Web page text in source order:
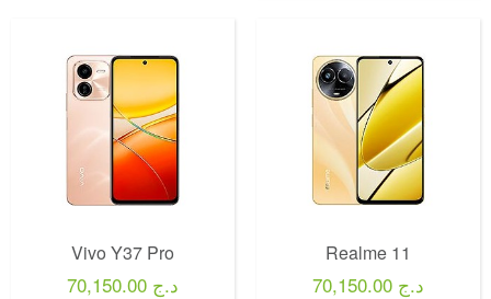
Vivo Y37 Pro
70,150.00 د.ج
Realme 11
70,150.00 د.ج